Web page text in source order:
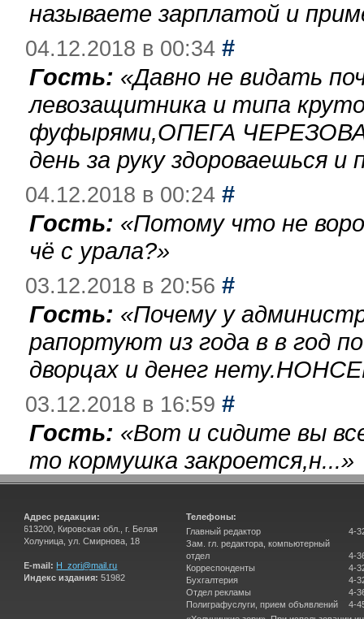
называете зарплатой и
04.12.2018 в 00:34 #
Гость: «Давно не видать
левозащитника и типа
фуфырями,ОПЕГА
день за руку здороваешься
04.12.2018 в 00:24 #
Гость: «Потому что не
чё с урала?»
03.12.2018 в 20:56 #
Гость: «Почему у
рапортуют из года в в год
дворцах и денег
03.12.2018 в 16:59 #
Гость: «Вот и сидите вы
то кормушка закроется,н...»
Адрес редакции:
613200, Кировская обл., г. Белая
Холуница, ул. Смирнова, 18
E-mail: H_zori@mail.ru
Индекс издания: 51982
Телефоны:
Главный редактор
Зам. гл. редактора, компьютерный
отдел
Корреспонденты
Бухгалтерия
Отдел рекламы
Полиграфуслуги, прием объявлений
4-
4-
4-
4-
4-
4-